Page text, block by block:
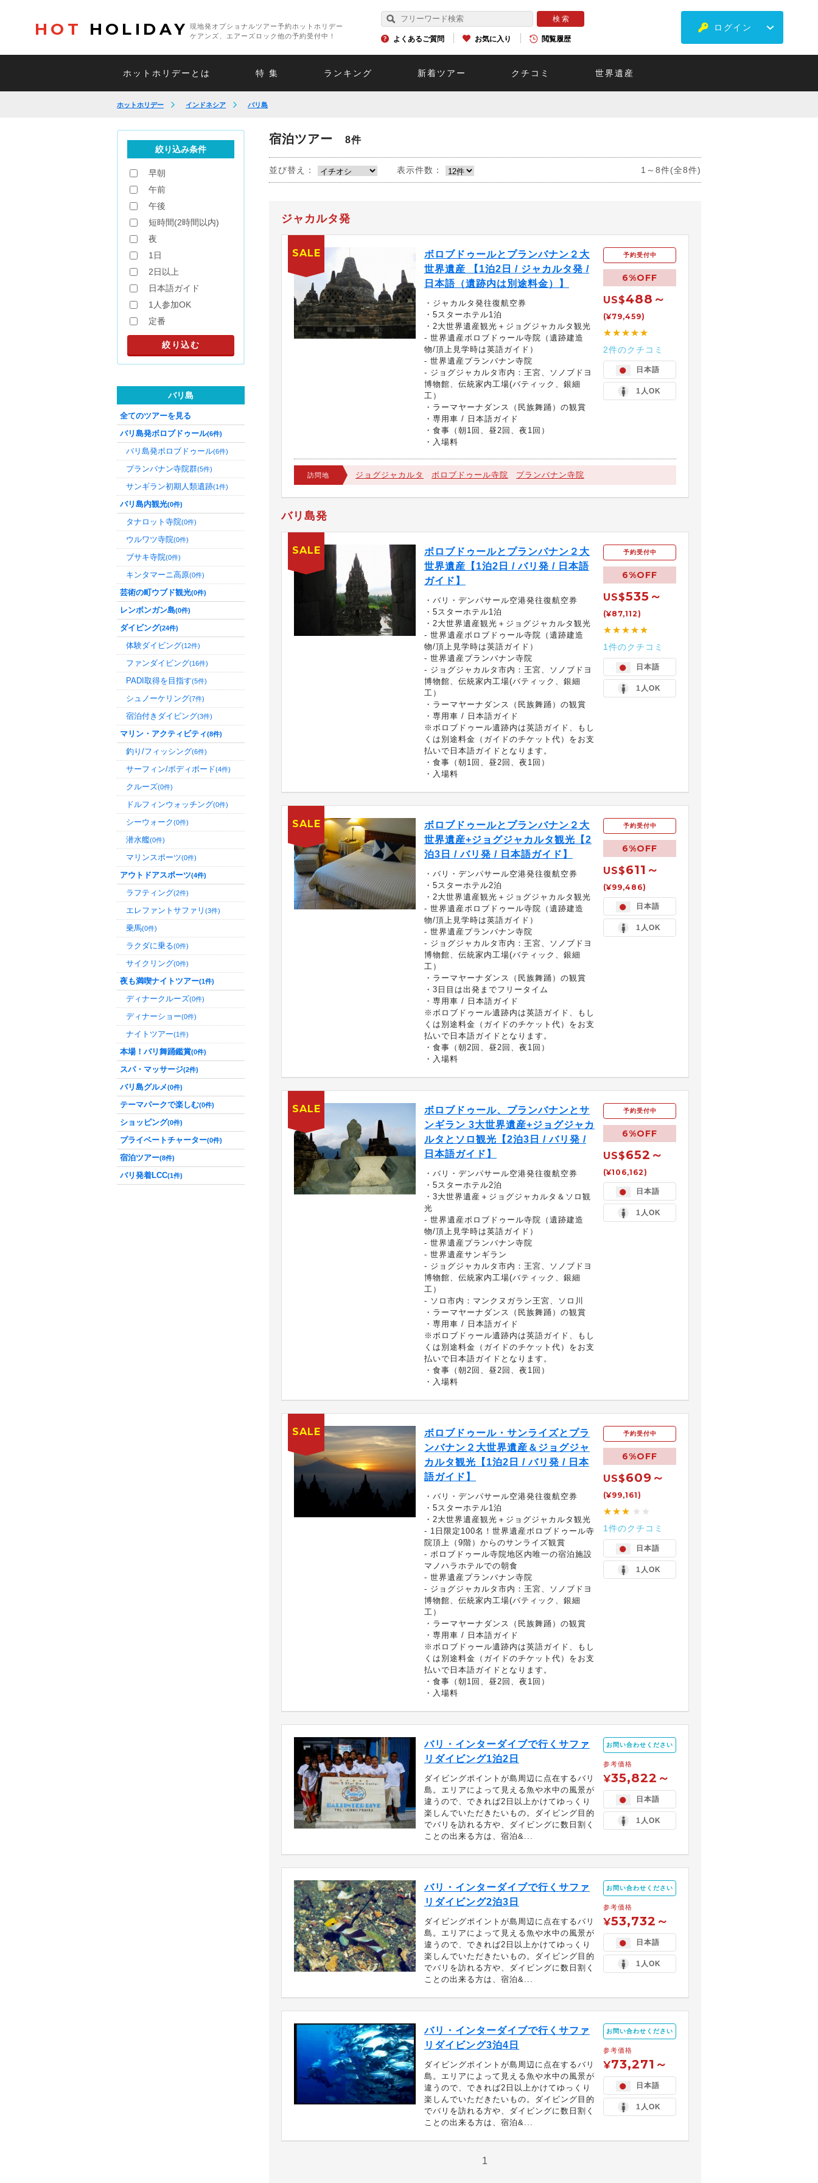
HOT HOLIDAY
現地発オプショナルツアー予約ホットホリデー
ケアンズ、エアーズロック他の予約受付中！
よくあるご質問 お気に入り 閲覧履歴
ログイン
ホットホリデーとは 特 集 ランキング 新着ツアー クチコミ 世界遺産
ホットホリデー インドネシア バリ島
宿泊ツアー 8件
並び替え： 表示件数： 1～8件(全8件)
ジャカルタ発
ボロブドゥールとプランバナン２大
世界遺産 【1泊2日 / ジャカルタ発 /
日本語（遺跡内は別途料金）】
・ジャカルタ発往復航空券
・5スターホテル1泊
・2大世界遺産観光＋ジョグジャカルタ観光
- 世界遺産ボロブドゥール寺院（遺跡建造
物/頂上見学時は英語ガイド）
- 世界遺産プランバナン寺院
- ジョグジャカルタ市内：王宮、ソノブドヨ
博物館、伝統家内工場(バティック、銀細
工）
・ラーマヤーナダンス（民族舞踊）の観賞
・専用車 / 日本語ガイド
・食事（朝1回、昼2回、夜1回）
・入場料
予約受付中
6%OFF
US$488～
(¥79,459)
★★★★★
2件のクチコミ
日本語
1人OK
訪問地 ジョグジャカルタ ボロブドゥール寺院 プランバナン寺院
SALE
バリ島発
ボロブドゥールとプランバナン２大
世界遺産【1泊2日 / バリ発 / 日本語
ガイド】
・バリ・デンパサール空港発往復航空券
・5スターホテル1泊
・2大世界遺産観光＋ジョグジャカルタ観光
- 世界遺産ボロブドゥール寺院（遺跡建造
物/頂上見学時は英語ガイド）
- 世界遺産プランバナン寺院
- ジョグジャカルタ市内：王宮、ソノブドヨ
博物館、伝統家内工場(バティック、銀細
工）
・ラーマヤーナダンス（民族舞踊）の観賞
・専用車 / 日本語ガイド
※ボロブドゥール遺跡内は英語ガイド、もし
くは別途料金（ガイドのチケット代）をお支
払いで日本語ガイドとなります。
・食事（朝1回、昼2回、夜1回）
・入場料
予約受付中
6%OFF
US$535～
(¥87,112)
★★★★★
1件のクチコミ
日本語
1人OK
SALE
ボロブドゥールとプランバナン２大
世界遺産+ジョグジャカルタ観光【2
泊3日 / バリ発 / 日本語ガイド】
・バリ・デンパサール空港発往復航空券
・5スターホテル2泊
・2大世界遺産観光＋ジョグジャカルタ観光
- 世界遺産ボロブドゥール寺院（遺跡建造
物/頂上見学時は英語ガイド）
- 世界遺産プランバナン寺院
- ジョグジャカルタ市内：王宮、ソノブドヨ
博物館、伝統家内工場(バティック、銀細
工）
・ラーマヤーナダンス（民族舞踊）の観賞
・3日目は出発までフリータイム
・専用車 / 日本語ガイド
※ボロブドゥール遺跡内は英語ガイド、もし
くは別途料金（ガイドのチケット代）をお支
払いで日本語ガイドとなります。
・食事（朝2回、昼2回、夜1回）
・入場料
予約受付中
6%OFF
US$611～
(¥99,486)
日本語
1人OK
SALE
ボロブドゥール、プランバナンとサ
ンギラン 3大世界遺産+ジョグジャカ
ルタとソロ観光【2泊3日 / バリ発 /
日本語ガイド】
・バリ・デンパサール空港発往復航空券
・5スターホテル2泊
・3大世界遺産＋ジョグジャカルタ＆ソロ観
光
- 世界遺産ボロブドゥール寺院（遺跡建造
物/頂上見学時は英語ガイド）
- 世界遺産プランバナン寺院
- 世界遺産サンギラン
- ジョグジャカルタ市内：王宮、ソノブドヨ
博物館、伝統家内工場(バティック、銀細
工）
- ソロ市内：マンクヌガラン王宮、ソロ川
・ラーマヤーナダンス（民族舞踊）の観賞
・専用車 / 日本語ガイド
※ボロブドゥール遺跡内は英語ガイド、もし
くは別途料金（ガイドのチケット代）をお支
払いで日本語ガイドとなります。
・食事（朝2回、昼2回、夜1回）
・入場料
予約受付中
6%OFF
US$652～
(¥106,162)
日本語
1人OK
SALE
ボロブドゥール・サンライズとプラ
ンバナン２大世界遺産＆ジョグジャ
カルタ観光【1泊2日 / バリ発 / 日本
語ガイド】
・バリ・デンパサール空港発往復航空券
・5スターホテル1泊
・2大世界遺産観光＋ジョグジャカルタ観光
- 1日限定100名！世界遺産ボロブドゥール寺
院頂上（9階）からのサンライズ観賞
- ボロブドゥール寺院地区内唯一の宿泊施設
マノハラホテルでの朝食
- 世界遺産プランバナン寺院
- ジョグジャカルタ市内：王宮、ソノブドヨ
博物館、伝統家内工場(バティック、銀細
工）
・ラーマヤーナダンス（民族舞踊）の観賞
・専用車 / 日本語ガイド
※ボロブドゥール遺跡内は英語ガイド、もし
くは別途料金（ガイドのチケット代）をお支
払いで日本語ガイドとなります。
・食事（朝1回、昼2回、夜1回）
・入場料
予約受付中
6%OFF
US$609～
(¥99,161)
★★★ ★★
1件のクチコミ
日本語
1人OK
SALE
バリ・インターダイブで行くサファ
リダイビング1泊2日
ダイビングポイントが島周辺に点在するバリ
島。エリアによって見える魚や水中の風景が
違うので、できれば2日以上かけてゆっくり
楽しんでいただきたいもの。ダイビング目的
でバリを訪れる方や、ダイビングに数日割く
ことの出来る方は、宿泊&...
お問い合わせください
参考価格
¥35,822～
日本語
1人OK
バリ・インターダイブで行くサファ
リダイビング2泊3日
ダイビングポイントが島周辺に点在するバリ
島。エリアによって見える魚や水中の風景が
違うので、できれば2日以上かけてゆっくり
楽しんでいただきたいもの。ダイビング目的
でバリを訪れる方や、ダイビングに数日割く
ことの出来る方は、宿泊&...
お問い合わせください
参考価格
¥53,732～
日本語
1人OK
バリ・インターダイブで行くサファ
リダイビング3泊4日
ダイビングポイントが島周辺に点在するバリ
島。エリアによって見える魚や水中の風景が
違うので、できれば2日以上かけてゆっくり
楽しんでいただきたいもの。ダイビング目的
でバリを訪れる方や、ダイビングに数日割く
ことの出来る方は、宿泊&...
お問い合わせください
参考価格
¥73,271～
日本語
1人OK
1
絞り込み条件
早朝
午前
午後
短時間(2時間以内)
夜
1日
2日以上
日本語ガイド
1人参加OK
定番
バリ島
全てのツアーを見る
バリ島発ボロブドゥール(6件)
バリ島発ボロブドゥール(6件)
プランバナン寺院群(5件)
サンギラン初期人類遺跡(1件)
バリ島内観光(0件)
タナロット寺院(0件)
ウルワツ寺院(0件)
ブサキ寺院(0件)
キンタマーニ高原(0件)
芸術の町ウブド観光(0件)
レンボンガン島(0件)
ダイビング(24件)
体験ダイビング(12件)
ファンダイビング(16件)
PADI取得を目指す(5件)
シュノーケリング(7件)
宿泊付きダイビング(3件)
マリン・アクティビティ(8件)
釣り/フィッシング(6件)
サーフィン/ボディボード(4件)
クルーズ(0件)
ドルフィンウォッチング(0件)
シーウォーク(0件)
潜水艦(0件)
マリンスポーツ(0件)
アウトドアスポーツ(4件)
ラフティング(2件)
エレファントサファリ (3件)
乗馬(0件)
ラクダに乗る(0件)
サイクリング(0件)
夜も満喫ナイトツアー(1件)
ディナークルーズ(0件)
ディナーショー(0件)
ナイトツアー(1件)
本場！バリ舞踊鑑賞(0件)
スパ・マッサージ(2件)
バリ島グルメ(0件)
テーマパークで楽しむ(0件)
ショッピング(0件)
プライベートチャーター(0件)
宿泊ツアー(8件)
バリ発着LCC(1件)